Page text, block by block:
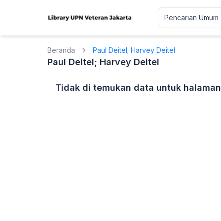
Beranda Paul Deitel; Harvey Deitel
Paul Deitel; Harvey Deitel
Tidak di temukan data untuk